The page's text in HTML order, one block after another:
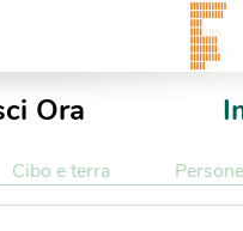
Ora
Cibo e terra